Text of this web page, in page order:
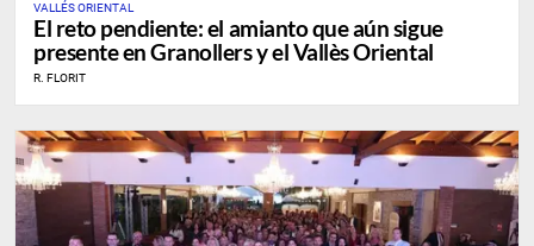
VALLÉS ORIENTAL
El reto pendiente: el amianto que aún sigue
presente en Granollers y el Vallès Oriental
R. FLORIT